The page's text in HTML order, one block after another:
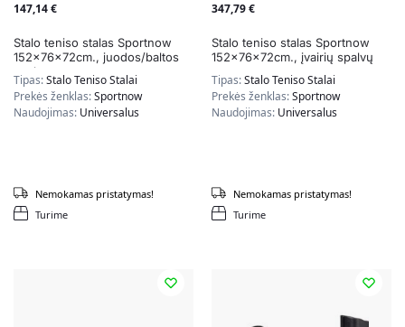
147,14€
Stalo teniso stalas Sportnow
152x76x72cm., juodos/baltos
spalvos
Tipas:Stalo Teniso Stalai
Prekės ženklas:Sportnow
Naudojimas: Universalus
Turime
Nemokamas pristatymas!
347,79€
Stalo teniso stalas Sportnow
152x76x72cm., įvairių spalvų
Tipas:Stalo Teniso Stalai
Prekės ženklas:Sportnow
Naudojimas: Universalus
Turime
Nemokamas pristatymas!